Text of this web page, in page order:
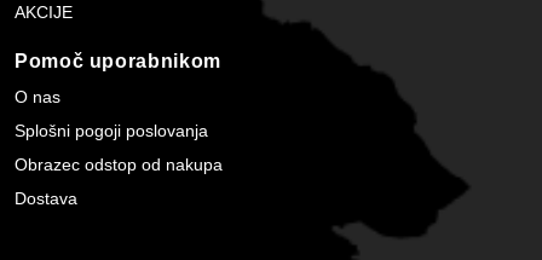
AKCIJE
Pomoč uporabnikom
O nas
Splošni pogoji poslovanja
Obrazec odstop od nakupa
Dostava